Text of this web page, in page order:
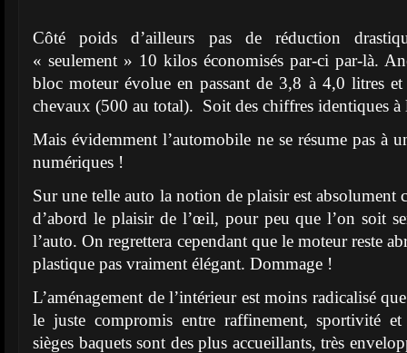
Côté poids d’ailleurs pas de réduction
« seulement » 10 kilos économisés par-ci par-là.
bloc moteur évolue en passant de 3,8 à 4,0 litres
chevaux (500 au total). Soit des chiffres identiques
Mais évidemment l’automobile ne se résume pas à
numériques !
Sur une telle auto la notion de plaisir est absolument
d’abord le plaisir de l’œil, pour peu que l’on soit
l’auto. On regrettera cependant que le moteur reste
plastique pas vraiment élégant. Dommage !
L’aménagement de l’intérieur est moins radicalisé
le juste compromis entre raffinement, sportivité
sièges baquets sont des plus accueillants, très